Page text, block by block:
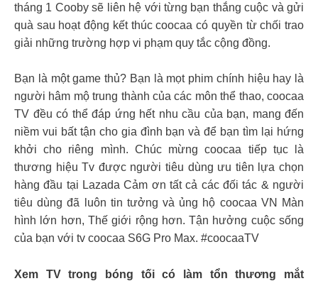
tháng 1 Cooby sẽ liên hệ với từng bạn thắng cuộc và gửi
quà sau hoạt động kết thúc coocaa có quyền từ chối trao
giải những trường hợp vi phạm quy tắc cộng đồng.
Bạn là một game thủ? Bạn là mọt phim chính hiệu hay là
người hâm mộ trung thành của các môn thể thao, coocaa
TV đều có thể đáp ứng hết nhu cầu của bạn, mang đến
niềm vui bất tận cho gia đình bạn và để bạn tìm lại hứng
khởi cho riêng mình. Chúc mừng coocaa tiếp tục là
thương hiệu Tv được người tiêu dùng ưu tiên lựa chọn
hàng đầu tại Lazada Cảm ơn tất cả các đối tác & người
tiêu dùng đã luôn tin tưởng và ủng hộ coocaa VN Màn
hình lớn hơn, Thế giới rộng hơn. Tận hưởng cuộc sống
của bạn với tv coocaa S6G Pro Max. #coocaaTV
Xem TV trong bóng tối có làm tổn thương mắt